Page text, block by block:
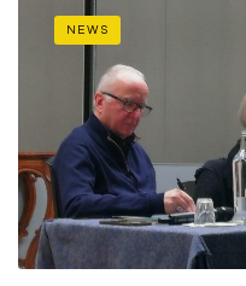
NEWS